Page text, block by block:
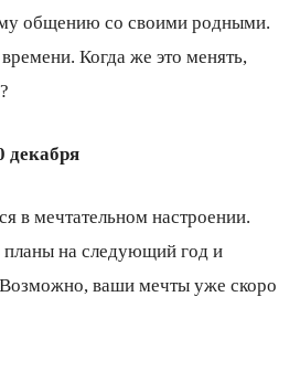
общению со своими родными.
Когда же это менять,
декабря
в мечтательном настроении.
планы на следующий год и
Возможно, ваши мечты уже скоро